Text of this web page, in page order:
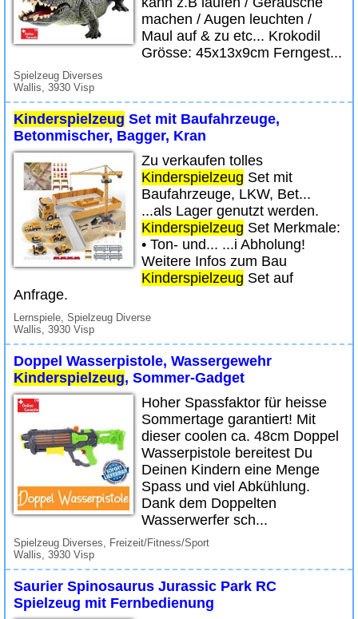
machen / Augen leuchten /
Maul auf & zu etc... Krokodil
Grösse: 45x13x9cm Ferngest...
Spielzeug Diverses
Wallis, 3930 Visp
Kinderspielzeug Set mit Baufahrzeuge,
Betonmischer, Bagger, Kran
Zu verkaufen tolles
Kinderspielzeug Set mit
Baufahrzeuge, LKW, Bet...
...als Lager genutzt werden.
Kinderspielzeug Set Merkmale:
• Ton- und... ...i Abholung!
Weitere Infos zum Bau
Kinderspielzeug Set auf
Anfrage.
Lernspiele, Spielzeug Diverse
Wallis, 3930 Visp
Doppel Wasserpistole, Wassergewehr
Kinderspielzeug, Sommer-Gadget
Hoher Spassfaktor für heisse
Sommertage garantiert! Mit
dieser coolen ca. 48cm Doppel
Wasserpistole bereitest Du
Deinen Kindern eine Menge
Spass und viel Abkühlung.
Dank dem Doppelten
Wasserwerfer sch...
Spielzeug Diverses, Freizeit/Fitness/Sport
Wallis, 3930 Visp
Saurier Spinosaurus Jurassic Park RC
Spielzeug mit Fernbedienung